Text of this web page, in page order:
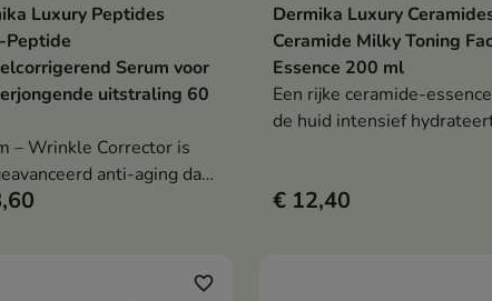
In winkelwagen
Luxury Peptides
Serum voor
uitstraling 60
– Wrinkle Corrector is
anti-aging dat
steviger maakt, rimpels
In
Dermika Luxury
Ceramide Milky Toning
Essence 200 ml
Een rijke ceramide-
de huid intensief
verzorging.
€ 12,40
favorite_border